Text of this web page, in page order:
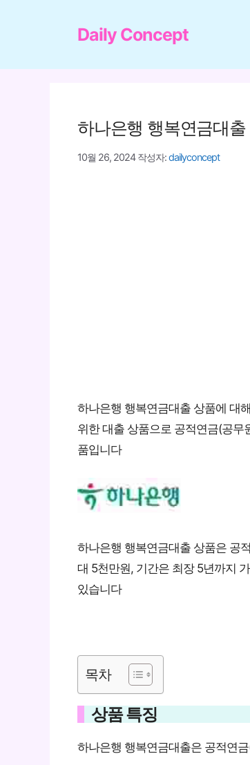
로
Daily Concept
하나은행 행복연금대
10월 26, 2024 작성자:dailyconcept
하나은행 행복연금대출 상품에 대
위한 대출 상품으로 공적연금(공무
품입니다
하나은행 행복연금대출 상품은 공
대 5천만원, 기간은 최장 5년까지
있습니다
목차
상품 특징
하나은행 행복연금대출은 공적연